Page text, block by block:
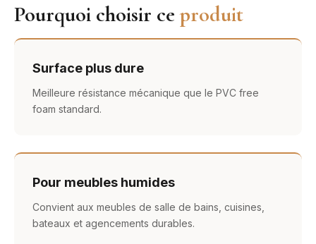
Pourquoi choisir ceproduit
Surface plus dure
Meilleure résistance mécanique que le PVC free
foam standard.
Pour meubles humides
Convient aux meubles de salle de bains, cuisines,
bateaux et agencements durables.